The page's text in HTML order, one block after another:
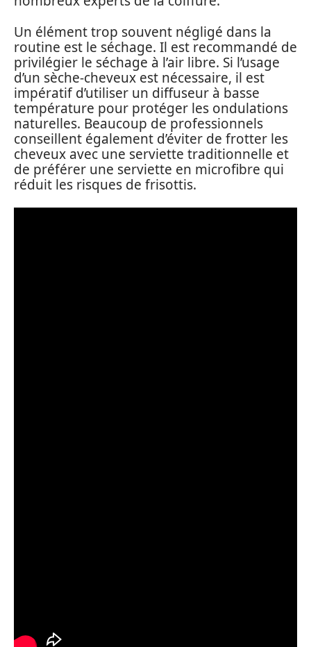
Un élément trop souvent négligé dans la
routine est le séchage. Il est recommandé de
privilégier le séchage à l’air libre. Si l’usage
d’un sèche-cheveux est nécessaire, il est
impératif d’utiliser un diffuseur à basse
température pour protéger les ondulations
naturelles. Beaucoup de professionnels
conseillent également d’éviter de frotter les
cheveux avec une serviette traditionnelle et
de préférer une serviette en microfibre qui
réduit les risques de frisottis.